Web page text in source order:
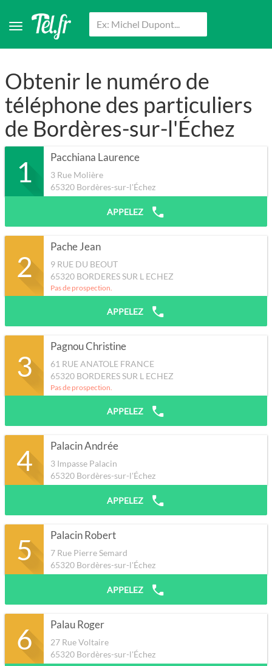
Obtenir le numéro de
téléphone des particuliers
de Bordères-sur-l'Échez
1 Pacchiana Laurence
3 Rue Molière
65320 Bordères-sur-l'Échez
APPELEZ
2
Pache Jean
9 RUE DU BEOUT
65320 BORDERES SUR L ECHEZ
Pas de prospection.
APPELEZ
3
Pagnou Christine
61 RUE ANATOLE FRANCE
65320 BORDERES SUR L ECHEZ
Pas de prospection.
APPELEZ
4 Palacin Andrée
3 Impasse Palacin
65320 Bordères-sur-l'Échez
APPELEZ
5 Palacin Robert
7 Rue Pierre Semard
65320 Bordères-sur-l'Échez
APPELEZ
6 Palau Roger
27 Rue Voltaire
65320 Bordères-sur-l'Échez